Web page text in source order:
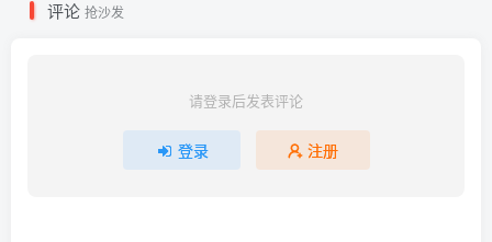
评论 抢沙发
请登录后发表评论
登录 注册